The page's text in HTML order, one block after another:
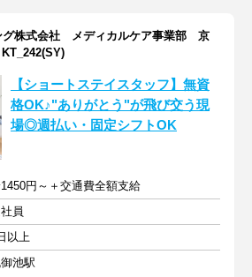
グ株式会社 メディカルケア事業部 京
【ショートステイスタッフ】無資
格OK♪"ありがとう"が飛び交う現
場◎週払い・固定シフトOK
円～＋交通費全額支給
員
以上
池駅